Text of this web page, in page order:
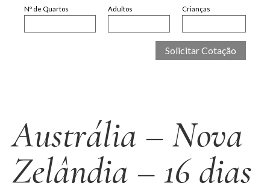
Nº de Quartos Adultos Crianças
Austrália – Nova
Zelândia – 16 dias